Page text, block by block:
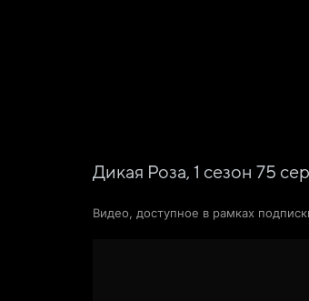
Дикая Роза, 1 сезон 75
Видео, доступное в рамках